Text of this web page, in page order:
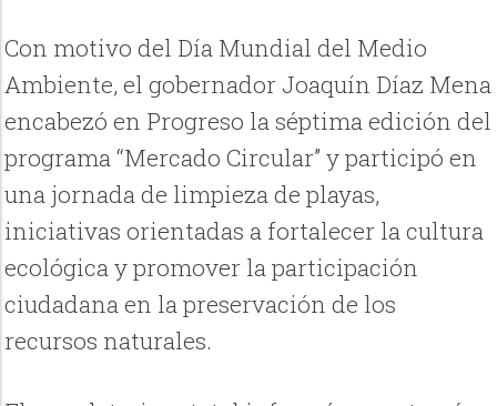
Con motivo del Día Mundial del Medio
Ambiente, el gobernador Joaquín Díaz Mena
encabezó en Progreso la séptima edición del
programa “Mercado Circular” y participó en
una jornada de limpieza de playas,
iniciativas orientadas a fortalecer la cultura
ecológica y promover la participación
ciudadana en la preservación de los
recursos naturales.